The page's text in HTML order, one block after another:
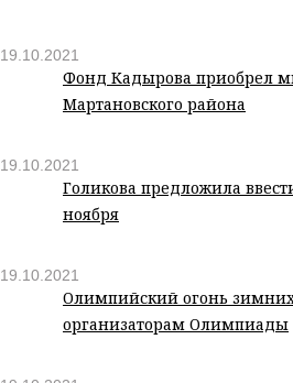
19.10.2021
Фонд Кадырова приобрел
Мартановского района
19.10.2021
Голикова предложила
ноября
19.10.2021
Олимпийский огонь
организаторам Олимпиады